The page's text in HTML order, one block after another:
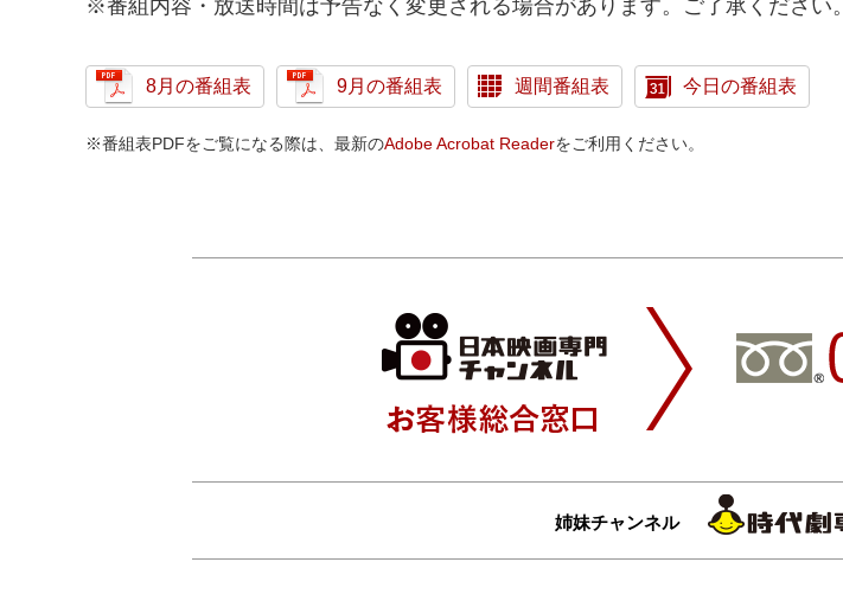
※番組内容・放送時間は予告なく変更される場合があります。ご了承ください。
8月の番組表 9月の番組表 週間番組表 今日の番組表
※番組表PDFをご覧になる際は、最新のAdobe Acrobat Readerをご利用ください。
姉妹チャンネル